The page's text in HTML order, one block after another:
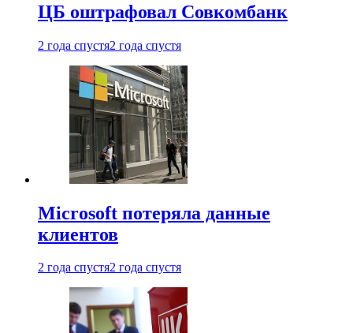
ЦБ оштрафовал Совкомбанк
2 года спустя2 года спустя
Microsoft потеряла данные
клиентов
2 года спустя2 года спустя